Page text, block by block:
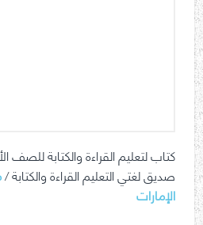
كتاب لتعليم القراءة والكتابة للصف
صديق لغتي التعليم القراءة والكتابة /
الإمارات